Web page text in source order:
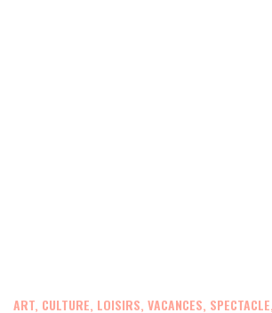
ART, CULTURE, LOISIRS, VACANCES,